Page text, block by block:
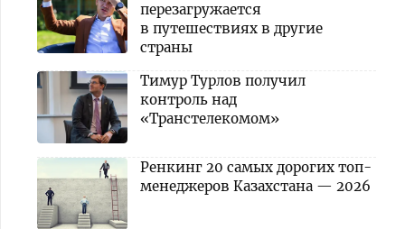
перезагружается
в путешествиях в другие
страны
Тимур Турлов получил
контроль над
«Транстелекомом»
Ренкинг 20 самых дорогих топ-
менеджеров Казахстана — 2026